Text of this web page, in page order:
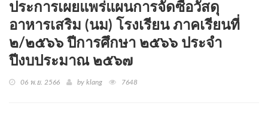
ประการเผยแพร่แผนการจัดซื้อวัสดุ
อาหารเสริม (นม) โรงเรียน ภาคเรียนที่
๒/๒๕๖๖ ปีการศึกษา ๒๕๖๖ ประจำ
ปีงบประมาณ ๒๕๖๗
06 พ.ย. 2566 by klang 7648